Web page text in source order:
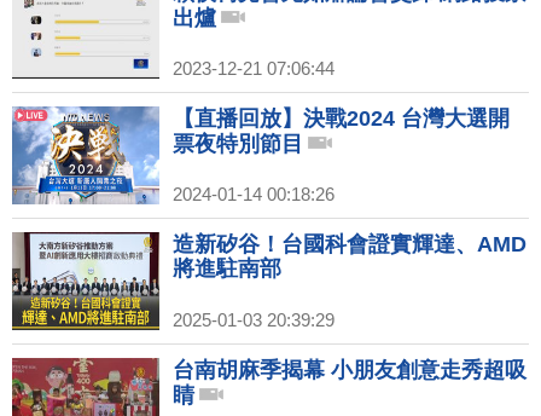
出爐
2023-12-21 07:06:44
【直播回放】決戰2024 台灣大選開
票夜特別節目
2024-01-14 00:18:26
造新矽谷！台國科會證實輝達、AMD
將進駐南部
2025-01-03 20:39:29
台南胡麻季揭幕 小朋友創意走秀超吸
睛